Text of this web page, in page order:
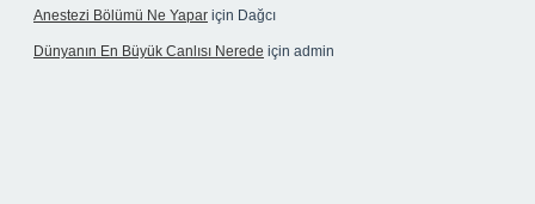
Anestezi Bölümü Ne Yapar için Dağcı
Dünyanın En Büyük Canlısı Nerede için admin